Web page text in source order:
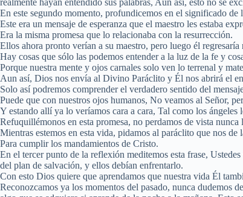
En este segundo momento, profundicemos en el significado
Este era un mensaje de esperanza que el maestro les estaba
Era la misma promesa que lo relacionaba con la resurrección.
Ellos ahora pronto verían a su maestro, pero luego él
Hay cosas que sólo las podemos entender a la luz de la fe y
Porque nuestra mente y ojos carnales solo ven lo terrenal y
Aun así, Dios nos envía al Divino Paráclito y Él nos abrirá el
Solo así podremos comprender el verdadero sentido del
Puede que con nuestros ojos humanos, No veamos al Señor,
Y estando allí ya lo veríamos cara a cara, Tal como los ángeles
Refuquillémonos en esta promesa, no perdamos de vista nunca
Mientras estemos en esta vida, pidamos al paráclito que nos
Para cumplir los mandamientos de Cristo.
En el tercer punto de la reflexión meditemos esta frase,
del plan de salvación, y ellos debían enfrentarlo.
Con esto Dios quiere que aprendamos que nuestra vida Él
Reconozcamos ya los momentos del pasado, nunca dudemos